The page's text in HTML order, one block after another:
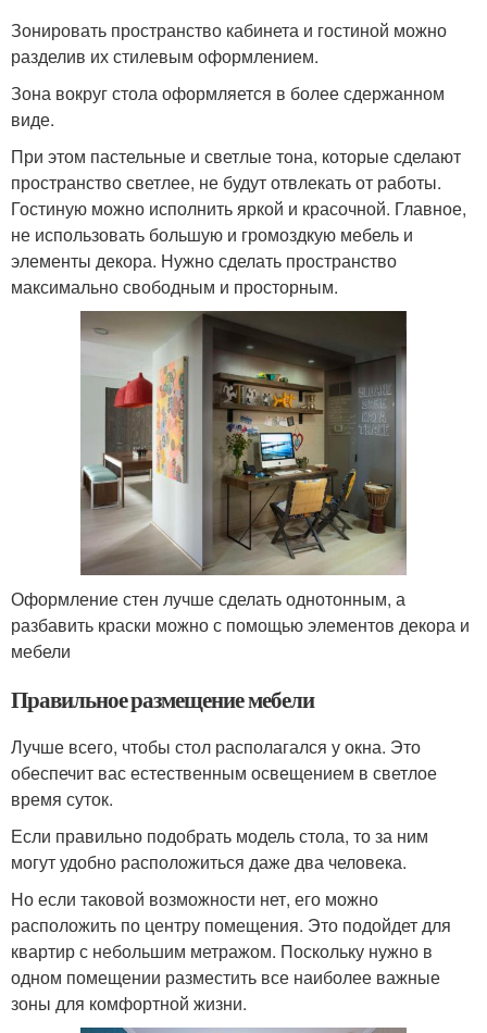
Зонировать пространство кабинета и гостиной можно
разделив их стилевым оформлением.
Зона вокруг стола оформляется в более сдержанном
виде.
При этом пастельные и светлые тона, которые сделают
пространство светлее, не будут отвлекать от работы.
Гостиную можно исполнить яркой и красочной. Главное,
не использовать большую и громоздкую мебель и
элементы декора. Нужно сделать пространство
максимально свободным и просторным.
Оформление стен лучше сделать однотонным, а
разбавить краски можно с помощью элементов декора и
мебели
Правильное размещение мебели
Лучше всего, чтобы стол располагался у окна. Это
обеспечит вас естественным освещением в светлое
время суток.
Если правильно подобрать модель стола, то за ним
могут удобно расположиться даже два человека.
Но если таковой возможности нет, его можно
расположить по центру помещения. Это подойдет для
квартир с небольшим метражом. Поскольку нужно в
одном помещении разместить все наиболее важные
зоны для комфортной жизни.